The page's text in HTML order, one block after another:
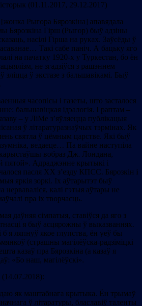
(01.11.2017, 29.12.2017)
Рыгора Бярозкіна] апавядала
Бярозкіна Гірш (Рыгор) быў адзіны
насілі Гірша на руках. Заўсёды ў
Такі сабе паніч. А бацьку яго
на пачатку 1920-х у Туркестан, бо ён
не згадзіўся з рашэннем
зліцца ў экстазе з бальшавікамі. Быў
часопісы і газеты, што засталося
бальшавіцкая ідэалогія. І раптам –
– у ЛіМе з’яўляецца публікацыя
ў літаратуразнаўчых тэрмінах. Як
святла ў цёмным царстве. Які быў
ведаеце… Па вайне наступіла
вобраз Дж. Лондана,
пятой». Адраджэнне крытыкі і
пасля ХХ з’езду КПСС. Бярозкін і
яркія зоркі. Іх аўтарытэт быў
калі гэтыя аўтары не
пра іх творчасць.
даўняя сімпатыя, ставіўся да яго з
я быў асцярожны ў выказваннях.
б я ляпнуў якое глупства, ён уеў бы
(страшны магілёўска-радзіміцкі
казаў пра Бярозкіна (а казаў я
«Бо наш, магілёўскі».
(14.07.2018):
як маштабнага крытыка. Ён трымаў
ў літаратуры, блаславіў таленты